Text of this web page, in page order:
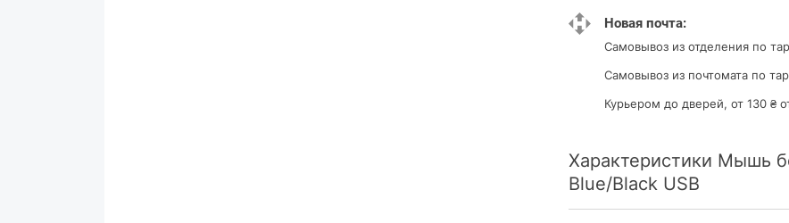
Новая почта:
Самовывоз из отделения по
Самовывоз из почтомата по
Курьером до дверей, от 130 ₴
Характеристики Мышь
Blue/Black USB